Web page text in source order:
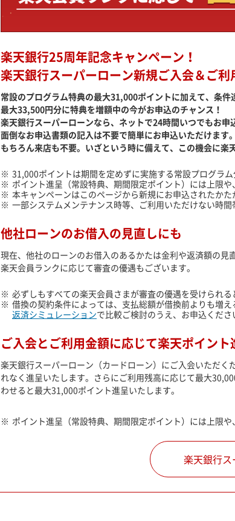
楽天銀行25周年記念キャンペーン！
楽天銀行スーパーローン新規ご入会＆ご
常設のプログラム特典の最大31,000ポイントに加えて、条件
最大33,500円分に特典を増額中の今がお申込のチャンス！
楽天銀行スーパーローンなら、ネットで24時間いつでもお申
面倒なお申込書類の記入は不要で簡単にお申込いただけます。
もちろん来店も不要。いざという時に備えて、この機会に楽
31,000ポイントは期間を定めずに実施する常設プログラム
ポイント進呈（常設特典、期間限定ポイント）には上限
本キャンペーンはこのページから新規にお申込されたかた
一部システムメンテナンス時等、ご利用いただけない時間
他社ローンのお借入の見直しにも
現在、他社のローンのお借入のあるかたは金利や返済額の見
楽天会員ランクに応じて審査の優遇もございます。
必ずしもすべての楽天会員さまが審査の優遇を受けられる
借換の契約条件によっては、支払総額が借換前よりも増え
返済シミュレーションで比較ご検討のうえ、お申込くださ
ご入会とご利用金額に応じて楽天ポイント
楽天銀行スーパーローン（カードローン）にご入会いただく
れなく進呈いたします。さらにご利用残高に応じて最大
わせると最大31,000ポイント進呈いたします。
ポイント進呈（常設特典、期間限定ポイント）には上限
楽天銀行